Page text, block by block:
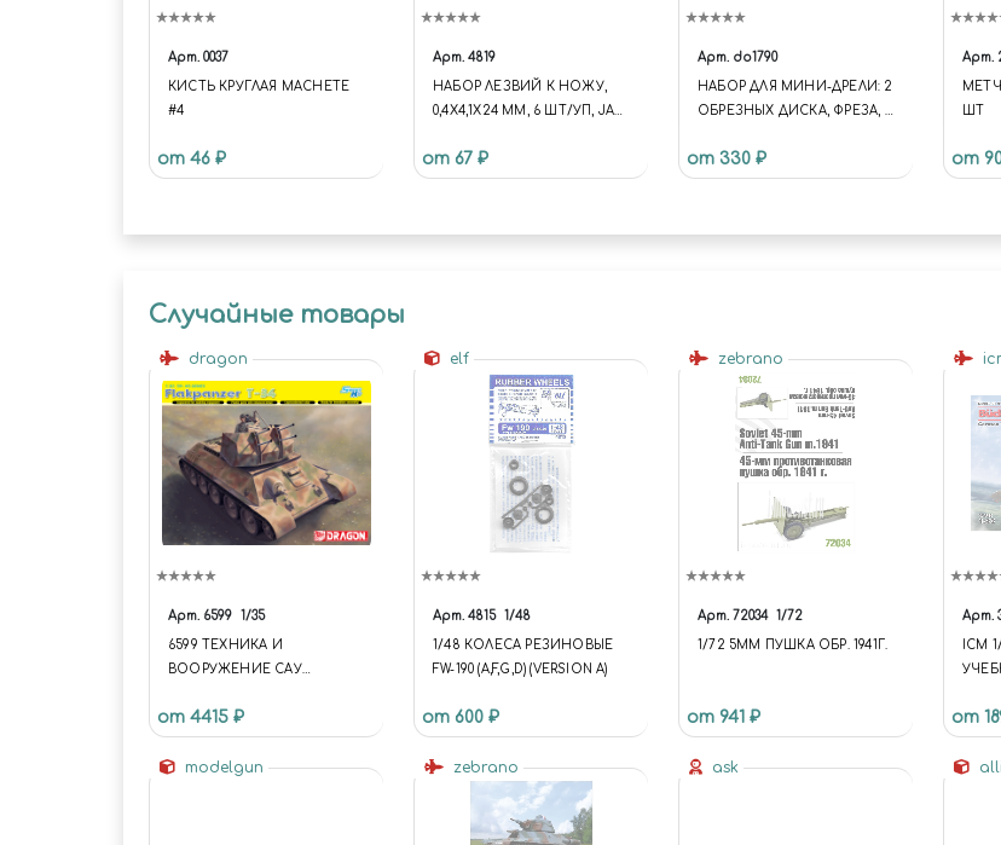
Арт. 0037
КИСТЬ КРУГЛАЯ MACHETE
#4
от 46 ₽
Арт. 4819
НАБОР ЛЕЗВИЙ К НОЖУ,
0,4Х4,1Х24 ММ, 6 ШТ/УП, JAS
от 67 ₽
Арт. do1790
НАБОР ДЛЯ МИНИ-ДРЕЛИ: 2
ОБРЕЗНЫХ ДИСКА, ФРЕЗА, 3
от 330 ₽
Арт.
от
Случайные товары
dragon
Арт. 6599 1/35
6599 ТЕХНИКА И
ВООРУЖЕНИЕ САУ
от 4415 ₽
elf
Арт. 4815 1/48
1/48 КОЛЕСА РЕЗИНОВЫЕ
FW-190 (A,F,G,D) (VERSION A)
от 600 ₽
zebrano
Арт. 72034 1/72
1/72 5ММ ПУШКА ОБР. 1941Г.
от 941 ₽
Арт.
ICM
от
modelgun zebrano ask